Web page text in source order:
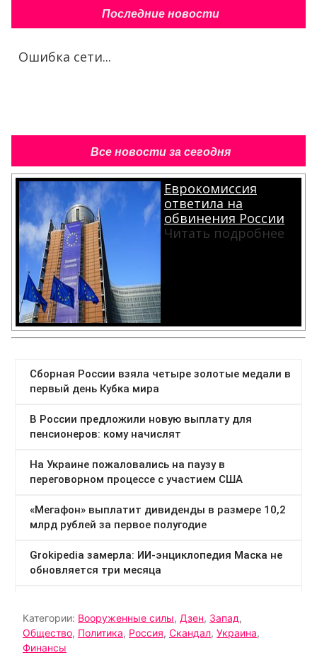
Последние новости
Ошибка сети...
Все новости за сегодня
Еврокомиссия
ответила на
обвинения России
Читать подробнее
Категории: Вооруженные силы, Дзен, Запад,
Общество, Политика, Россия, Скандал, Украина,
Финансы